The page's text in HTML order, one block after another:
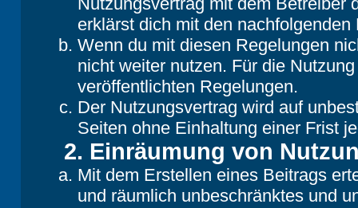
erklärst dich mit den
Wenn du mit diesen Regelungen
nicht weiter nutzen. Für die
veröffentlichten Regelungen.
Der Nutzungsvertrag wird auf
Seiten ohne Einhaltung einer Frist
2. Einräumung von
Mit dem Erstellen eines Beitrags
und räumlich unbeschränktes und